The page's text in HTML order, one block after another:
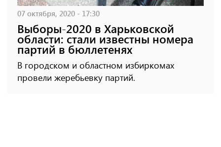
07 октября, 2020 - 17:30
Выборы-2020 в Харьковской
области: стали известны номера
партий в бюллетенях
В городском и областном избиркомах
провели жеребьевку партий.